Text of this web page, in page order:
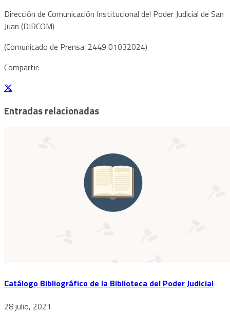
Dirección de Comunicación Institucional del Poder Judicial de San
Juan (DIRCOM)
(Comunicado de Prensa: 2449 01032024)
Compartir:
Entradas relacionadas
Catálogo Bibliográfico de la Biblioteca del Poder Judicial
28 julio, 2021